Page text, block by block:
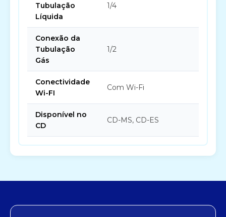
Tubulação
Líquida
1/4
Conexão da
Tubulação
Gás
1/2
Conectividade
Wi-FI
Com Wi-Fi
Disponível no
CD
CD-MS, CD-ES